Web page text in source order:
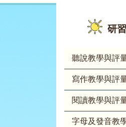
研
聽說教學與評
寫作教學與評
閱讀教學與評
字母及發音教